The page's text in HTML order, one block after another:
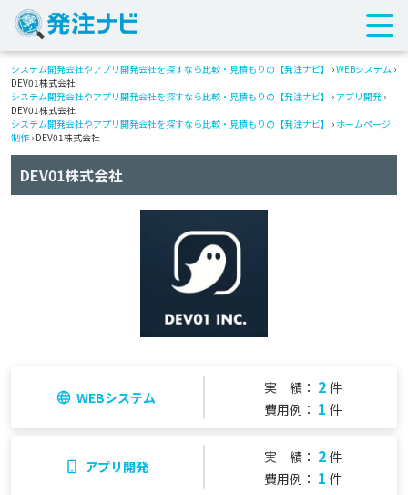
システム開発会社やアプリ開発会社を探すなら比較・見積もりの【発注ナビ】 ›WEBシステム ›
DEV01株式会社
システム開発会社やアプリ開発会社を探すなら比較・見積もりの【発注ナビ】
› アプリ開発 ›
DEV01株式会社
システム開発会社やアプリ開発会社を探すなら比較・見積もりの【発注ナビ】
› ホームページ
制作 › DEV01株式会社
DEV01株式会社
WEBシステム
実 績： 2 件
費用例： 1 件
アプリ開発
実 績： 2 件
費用例： 1 件